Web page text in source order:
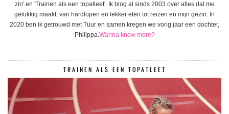
zin' en 'Trainen als een topatleet'. Ik blog al sinds 2003 over alles dat me
gelukkig maakt, van hardlopen en lekker eten tot reizen en mijn gezin. In
2020 ben ik getrouwd met Tuur en samen kregen we vorig jaar een dochter,
Philippa.Wanna know more?
TRAINEN ALS EEN TOPATLEET